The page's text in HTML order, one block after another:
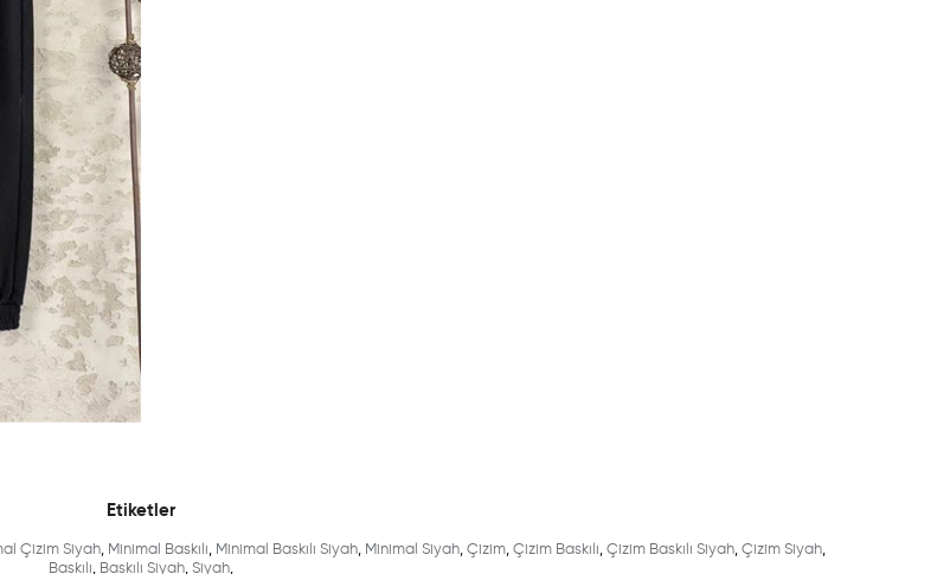
Etiketler
Çizim Siyah, Minimal Baskılı, Minimal Baskılı Siyah, Minimal Siyah, Çizim, Çizim Baskılı, Çizim Baskılı Siyah, Çizim Siyah,
Baskılı, Baskılı Siyah, Siyah,